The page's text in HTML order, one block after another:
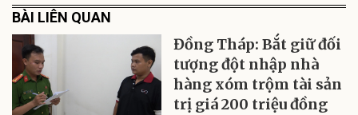
BÀI LIÊN QUAN
Đồng Tháp: Bắt giữ đối
tượng đột nhập nhà
hàng xóm trộm tài sản
trị giá 200 triệu đồng